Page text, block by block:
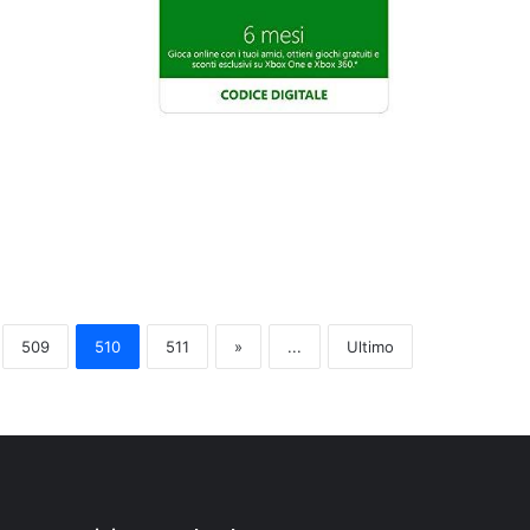
509 510 511 » ... Ultimo